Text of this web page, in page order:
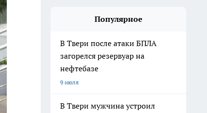
Популярное
В Твери после атаки БПЛА
загорелся резервуар на
нефтебазе
9 июля
В Твери мужчина устроил